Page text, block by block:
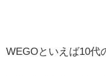
WEGOといえば10代